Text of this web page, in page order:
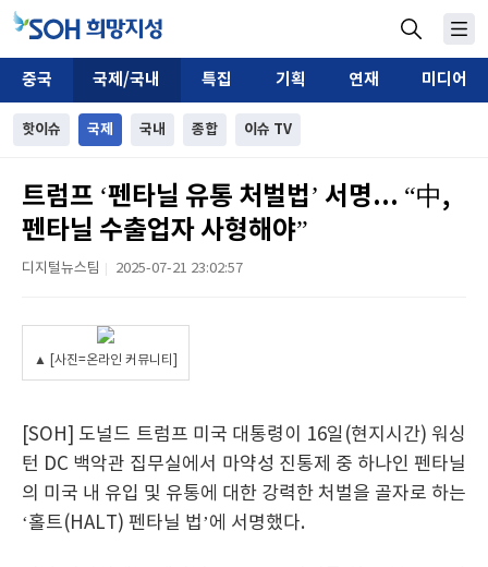
중국 국제/국내 특집 기획 연재 미디어
핫이슈 국제 국내 종합 이슈 TV
트럼프 ‘펜타닐 유통 처벌법’ 서명... “中,
펜타닐 수출업자 사형해야”
디지털뉴스팀 2025-07-21 23:02:57
▲ [사진=온라인 커뮤니티]
[SOH] 도널드 트럼프 미국 대통령이 16일(현지시간) 워싱
턴 DC 백악관 집무실에서 마약성 진통제 중 하나인 펜타닐
의 미국 내 유입 및 유통에 대한 강력한 처벌을 골자로 하는
‘홀트(HALT) 펜타닐 법’에 서명했다.